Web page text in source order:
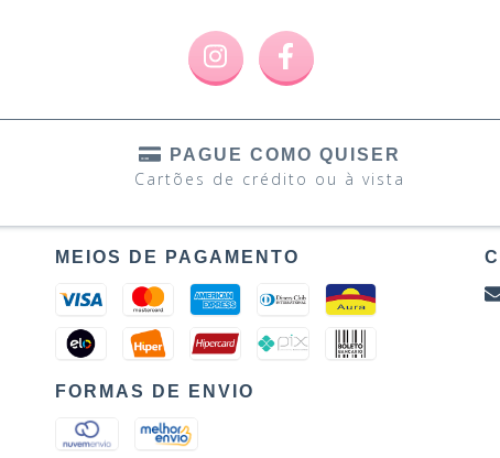
PAGUE COMO QUISER
Cartões de crédito ou à vista
MEIOS DE PAGAMENTO
FORMAS DE ENVIO